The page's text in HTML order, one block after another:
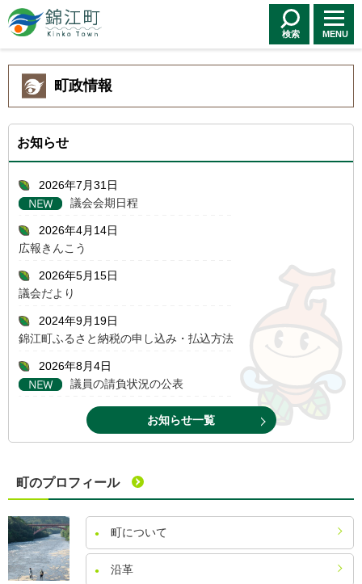
錦江町 Kinko
Town
検索 MENU
町政情報
お知らせ
2026年7月31日
議会会期日程
2026年4月14日
広報きんこう
2026年5月15日
議会だより
2024年9月19日
錦江町ふるさと納税の申し込み・払込方法
2026年8月4日
議員の請負状況の公表
お知らせ一覧
町のプロフィール
町について
沿革